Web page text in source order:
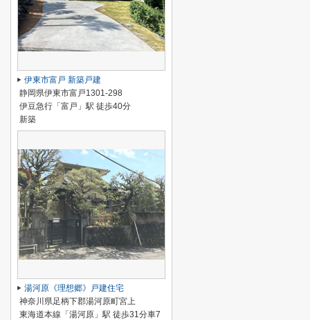
伊東市富戸 新築戸建
静岡県伊東市富戸1301-298
伊豆急行「富戸」駅 徒歩40分
新築
湯河原《理想郷》戸建住宅
神奈川県足柄下郡湯河原町宮上
東海道本線「湯河原」駅 徒歩31分車7